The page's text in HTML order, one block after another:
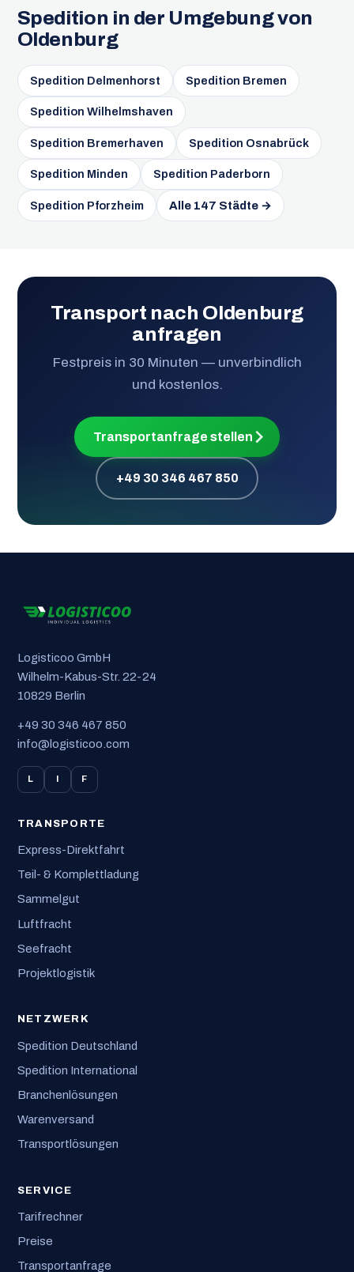
Spedition in der Umgebung von
Oldenburg
Spedition Delmenhorst Spedition Bremen
Spedition Wilhelmshaven
Spedition Bremerhaven Spedition Osnabrück
Spedition Minden Spedition Paderborn
Spedition Pforzheim Alle 147 Städte →
Transport nach Oldenburg
anfragen
Festpreis in 30 Minuten — unverbindlich
und kostenlos.
Transportanfrage stellen
+49 30 346 467 850
Logisticoo GmbH
Wilhelm-Kabus-Str. 22-24
10829 Berlin
+49 30 346 467 850
info@logisticoo.com
L F
TRANSPORTE
Express-Direktfahrt
Teil- & Komplettladung
Sammelgut
Luftfracht
Seefracht
Projektlogistik
NETZWERK
Spedition Deutschland
Spedition International
Branchenlösungen
Warenversand
Transportlösungen
SERVICE
Tarifrechner
Preise
Transportanfrage